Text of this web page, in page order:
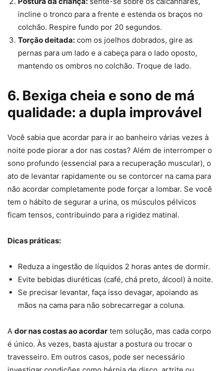
incline o tronco para a frente e estenda os braços no
colchão. Respire fundo por 20 segundos.
Torção deitada: com os joelhos dobrados, gire as
pernas para um lado e a cabeça para o lado oposto,
mantendo os ombros no colchão. Troque de lado.
6. Bexiga cheia e sono de má
qualidade: a dupla improvável
Você sabia que acordar para ir ao banheiro várias vezes à
noite pode piorar a dor nas costas? Além de interromper o
sono profundo (essencial para a recuperação muscular), o
ato de levantar rapidamente ou se contorcer na cama para
não acordar completamente pode forçar a lombar. Se você
tem o hábito de segurar a urina, os músculos pélvicos
ficam tensos, contribuindo para a rigidez matinal.
Dicas práticas:
Reduza a ingestão de líquidos 2 horas antes de dormir.
Evite bebidas diuréticas (café, chá preto, álcool) à noite.
Se precisar levantar, faça isso devagar, apoiando as
mãos na cama para não sobrecarregar a coluna.
A dor nas costas ao acordar tem solução, mas cada corpo
é único. Às vezes, basta ajustar a postura ou trocar o
travesseiro. Em outros casos, pode ser necessário